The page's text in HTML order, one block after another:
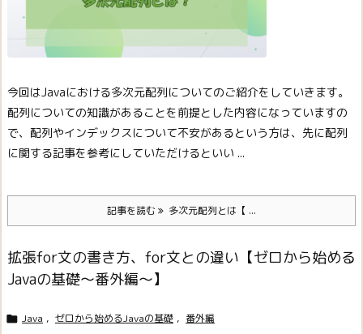
今回はJavaにおける多次元配列についてのご紹介をしていきます。
配列についての知識があることを前提とした内容になっていますの
で、配列やインデックスについて不安があるという方は、先に配列
に関する記事を参考にしていただけるといい ...
記事を読む 多次元配列とは【 ...
拡張for文の書き方、for文との違い【ゼロから始める
Javaの基礎～番外編～】
 Java , ゼロから始めるJavaの基礎 , 番外編